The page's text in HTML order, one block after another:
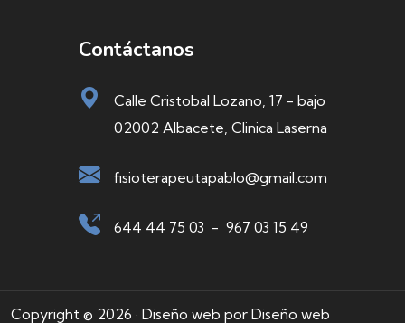
Contáctanos
Calle Cristobal Lozano, 17 - bajo
02002 Albacete, Clinica Laserna
fisioterapeutapablo@gmail.com
644 44 75 03 - 967 03 15 49
Copyright © 2026 · Diseño web por Diseño web